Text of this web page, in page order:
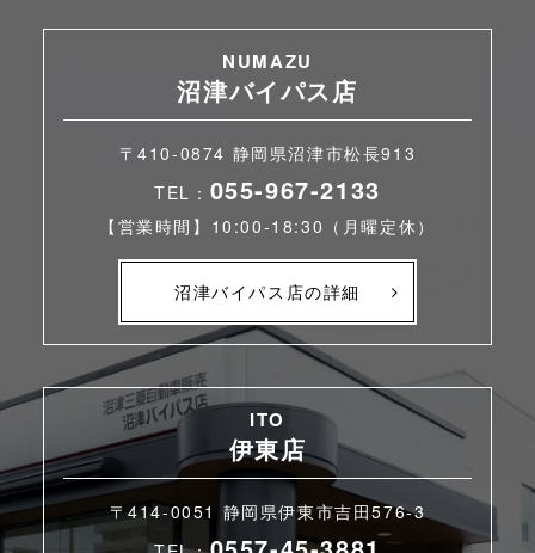
NUMAZU
沼津バイパス店
〒410-0874 静岡県沼津市松長913
TEL： 055-967-2133
【営業時間】10:00-18:30（月曜定休）
沼津バイパス店の詳細
ITO
伊東店
〒414-0051 静岡県伊東市吉田576-3